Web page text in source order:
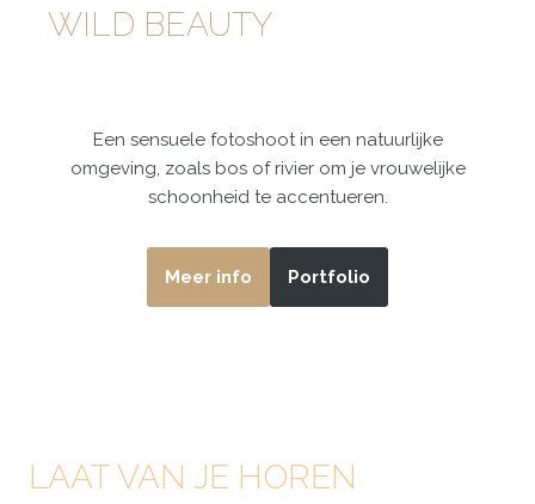
WILD BEAUTY
Een sensuele fotoshoot in een natuurlijke
omgeving, zoals bos of rivier om je vrouwelijke
schoonheid te accentueren.
Meer info Portfolio
LAAT VAN JE HOREN